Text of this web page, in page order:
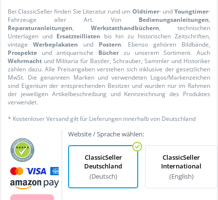
Bei ClassicSeller finden Sie Literatur rund um Oldtimer- undYoungtimer-
Fahrzeuge aller Art. Von Bedienungsanleitungen,
Reparaturanleitungen, Werkstatthandbüchern, technischen
Unterlagen und Ersatzteillisten bis hin zu historischen Zeitschriften,
vintage Werbeplakaten und Postern. Ebenso gehören Bildbände,
Prospekte und antiquarische Bücher zu unserem Sortiment. Auch
Wehrmacht und Militaria für Bastler, Schrauber, Sammler und Historiker
zählen dazu. Alle Preisangaben verstehen sich inklusive der gesetzlichen
MwSt. Die genannten Marken und verwendeten Logos/Markenzeichen
sind Eigentum der entsprechenden Besitzer und wurden nur im Rahmen
der jeweiligen Artikelbeschreibung und Kennzeichnung des Produktes
verwendet.
* Kostenloser Versand gilt für Lieferungen innerhalb von Deutschland
Website / Sprache wählen:
ClassicSeller
Deutschland
(Deutsch)
ClassicSeller
International
(English)